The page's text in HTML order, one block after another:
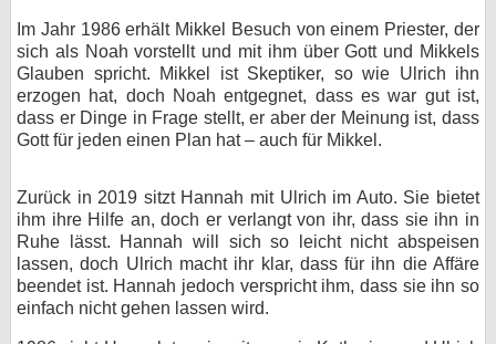
Im Jahr 1986 erhält Mikkel Besuch von einem Priester, der
sich als Noah vorstellt und mit ihm über Gott und Mikkels
Glauben spricht. Mikkel ist Skeptiker, so wie Ulrich ihn
erzogen hat, doch Noah entgegnet, dass es war gut ist,
dass er Dinge in Frage stellt, er aber der Meinung ist, dass
Gott für jeden einen Plan hat – auch für Mikkel.
Zurück in 2019 sitzt Hannah mit Ulrich im Auto. Sie bietet
ihm ihre Hilfe an, doch er verlangt von ihr, dass sie ihn in
Ruhe lässt. Hannah will sich so leicht nicht abspeisen
lassen, doch Ulrich macht ihr klar, dass für ihn die Affäre
beendet ist. Hannah jedoch verspricht ihm, dass sie ihn so
einfach nicht gehen lassen wird.